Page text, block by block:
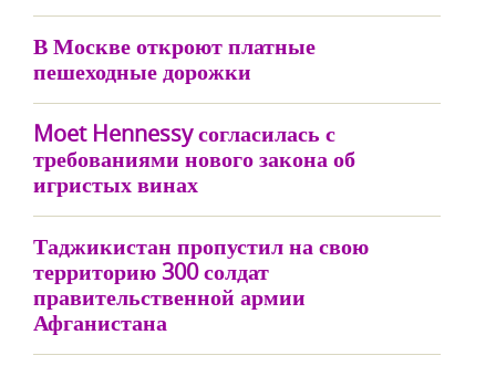
В Москве откроют платные
пешеходные дорожки
Moet Hennessy согласилась с
требованиями нового закона об
игристых винах
Таджикистан пропустил на свою
территорию 300 солдат
правительственной армии
Афганистана